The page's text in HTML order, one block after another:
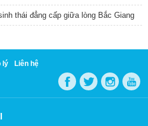
thái đẳng cấp giữa lòng Bắc Giang
lý Liên hệ